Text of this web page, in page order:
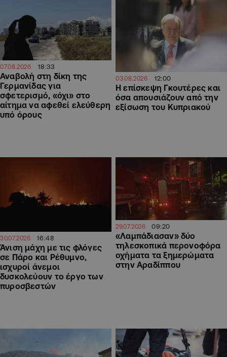
07.08.2026 18:33
Αναβολή στη δίκη της
Γερμανίδας για
σφετερισμό, «όχι» στο
αίτημα να αφεθεί ελεύθερη
υπό όρους
03.08.2026 12:00
Η επίσκεψη Γκουτέρες και
όσα απουσιάζουν από την
εξίσωση του Κυπριακού
30.07.2026 16:48
Άνιση μάχη με τις φλόγες
σε Πάρο και Ρέθυμνο,
ισχυροί άνεμοι
δυσκολεύουν το έργο των
πυροσβεστών
29.07.2026 09:20
«Λαμπάδιασαν» δύο
τηλεσκοπικά περονοφόρα
οχήματα τα ξημερώματα
στην Αραδίππου